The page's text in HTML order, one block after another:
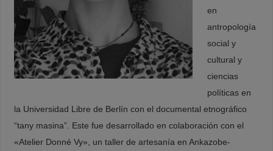
en
antropología
social y
cultural y
ciencias
políticas en
la Universidad Libre de Berlín con el documental etnográfico
“tany masina”. Este fue desarrollado en colaboración con el
«Atelier Donné Vy», un taller de artesanía en Ankazobe-